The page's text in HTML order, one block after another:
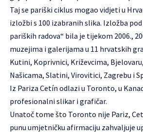
Taj se pariški ciklus mogao vidjeti u
izložbi s 100 izabranih slika. Izložba
pariških radova“ bila je tijekom 2006.,
muzejima i galerijama u 11 hrvatskih
Kutini, Koprivnici, Križevcima,
Našicama, Slatini, Virovitici, Zagrebu i
Iz Pariza Cetín odlazi u Toronto, u
profesionalni slikar i grafičar.
Unatoč tome što Toronto nije Pariz,
punu umjetničku afirmaciju zahvaljuje